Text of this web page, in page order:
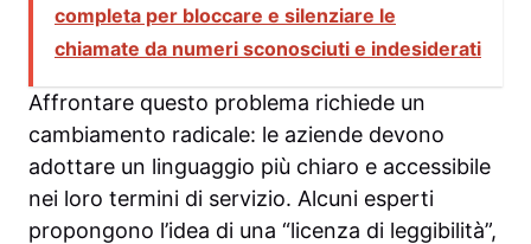
completa per bloccare e silenziare le
chiamate da numeri sconosciuti e indesiderati
Affrontare questo problema richiede un
cambiamento radicale: le aziende devono
adottare un linguaggio più chiaro e accessibile
nei loro termini di servizio. Alcuni esperti
propongono l’idea di una “licenza di leggibilità”,